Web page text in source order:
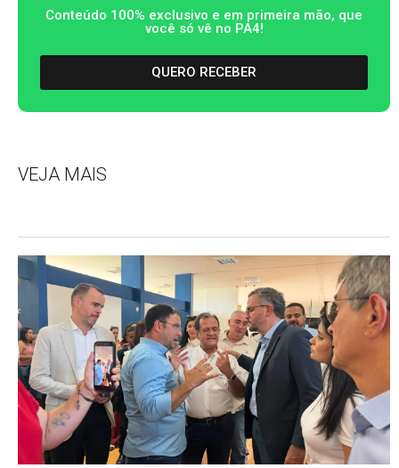
Conteúdo 100% exclusivo e em primeira mão, que
você só vê no PA4!
QUERO RECEBER
VEJA MAIS